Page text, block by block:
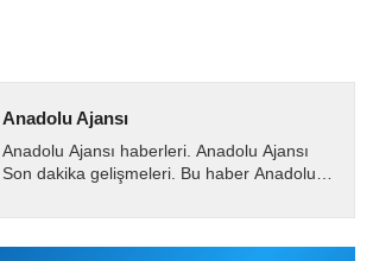
Anadolu Ajansı
Anadolu Ajansı haberleri. Anadolu Ajansı
Son dakika gelişmeleri. Bu haber Anadolu
Ajansı tarafından...